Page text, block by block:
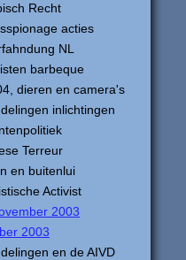
Recht
acties
NL
barbeque
dieren en camera's
inlichtingen
Terreur
en buitenlui
Activist
2003
2003
en de AIVD